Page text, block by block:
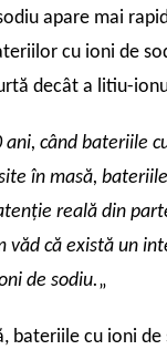
apare mai
cu ioni de
decât a litiu-
ani, când bateriile
în masă,
reală din
văd că există un
de sodiu.„
bateriile cu ioni de